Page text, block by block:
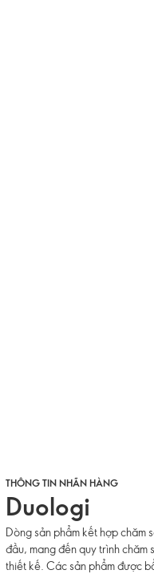
THÔNG TIN NHÃN HÀNG
Duologi
Dòng sản phẩm kết hợp chăm
đầu, mang đến quy trình chăm
thiết kế. Các sản phẩm được